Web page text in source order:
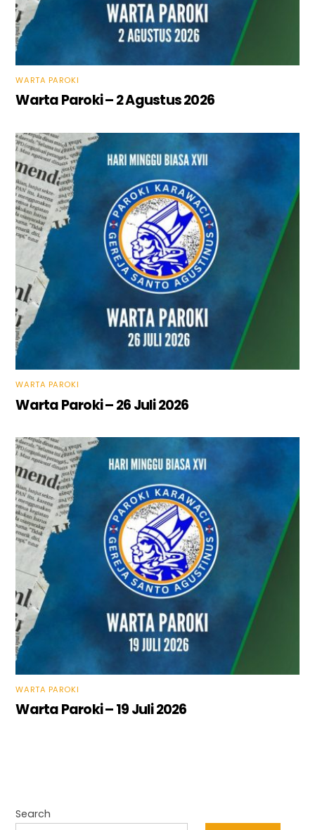
WARTA PAROKI
Warta Paroki – 2 Agustus 2026
WARTA PAROKI
Warta Paroki – 26 Juli 2026
WARTA PAROKI
Warta Paroki – 19 Juli 2026
Search